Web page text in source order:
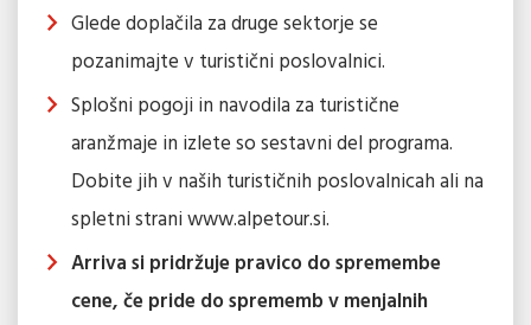
Glede doplačila za druge sektorje se
pozanimajte v turistični poslovalnici.
Splošni pogoji in navodila za turistične
aranžmaje in izlete so sestavni del programa.
Dobite jih v naših turističnih poslovalnicah ali na
spletni strani www.alpetour.si.
Arriva si pridržuje pravico do spremembe
cene, če pride do sprememb v menjalnih